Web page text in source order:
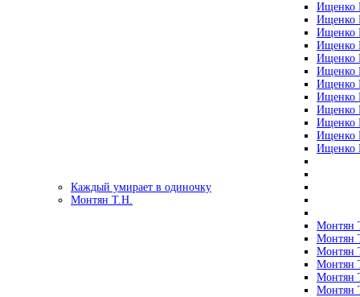
Ищенко
Ищенко
Ищенко
Ищенко
Ищенко
Ищенко
Ищенко
Ищенко
Ищенко
Ищенко
Ищенко
Ищенко
Каждый умирает в одиночку
Монтян Т.Н.
Монтян
Монтян
Монтян
Монтян
Монтян
Монтян